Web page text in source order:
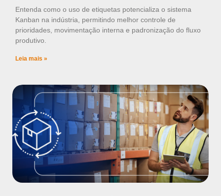
Entenda como o uso de etiquetas potencializa o sistema
Kanban na indústria, permitindo melhor controle de
prioridades, movimentação interna e padronização do fluxo
produtivo.
Leia mais »